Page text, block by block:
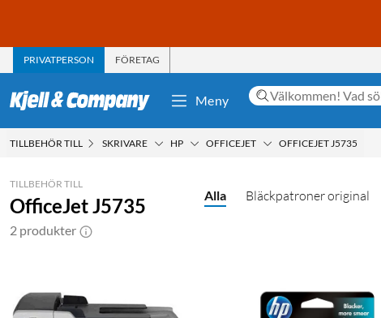
PRIVATPERSON FÖRETAG
Meny
TILLBEHÖR TILL SKRIVARE HP OFFICEJET OFFICEJET J5735
TILLBEHÖR TILL
OfficeJet J5735
2 produkter
Alla Bläckpatroner original